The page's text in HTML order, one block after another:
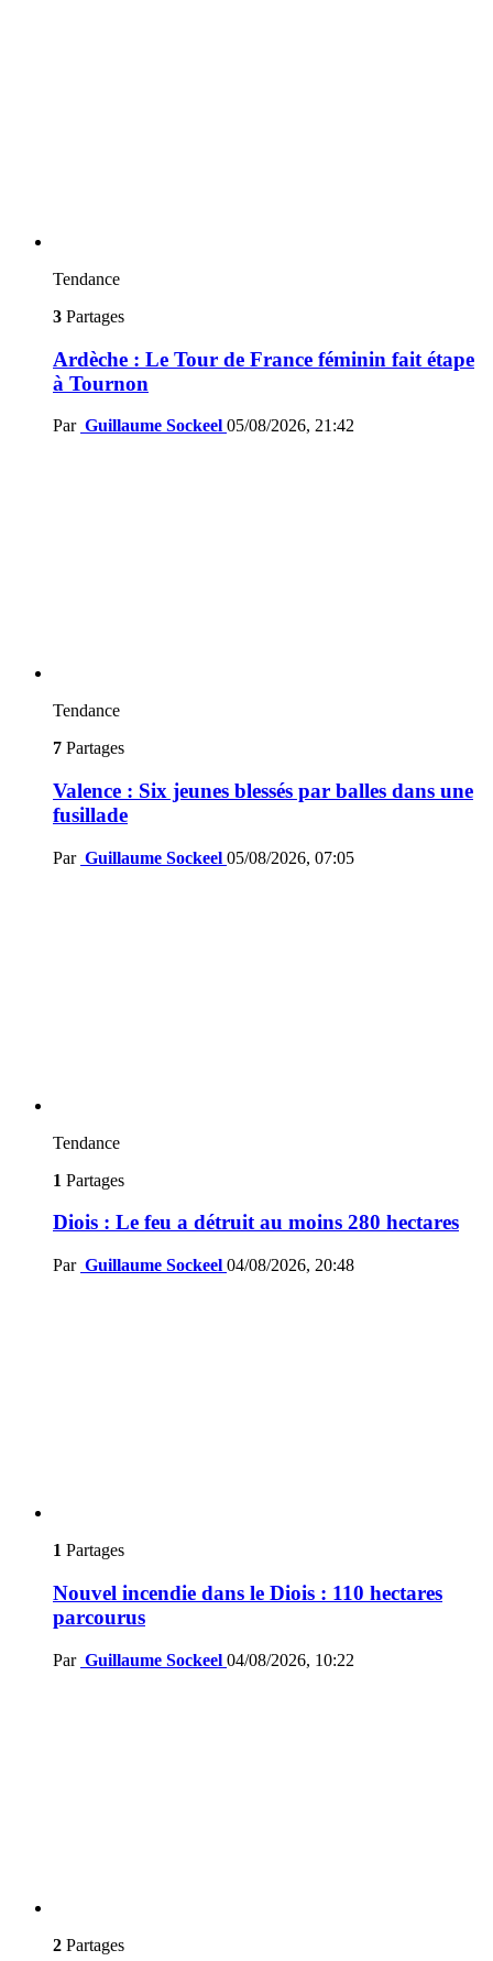
Tendance
3 Partages
Ardèche : Le Tour de France féminin fait étape
à Tournon
Par Guillaume Sockeel 05/08/2026, 21:42
Tendance
7 Partages
Valence : Six jeunes blessés par balles dans une
fusillade
Par Guillaume Sockeel 05/08/2026, 07:05
Tendance
1 Partages
Diois : Le feu a détruit au moins 280 hectares
Par Guillaume Sockeel 04/08/2026, 20:48
1 Partages
Nouvel incendie dans le Diois : 110 hectares
parcourus
Par Guillaume Sockeel 04/08/2026, 10:22
2 Partages